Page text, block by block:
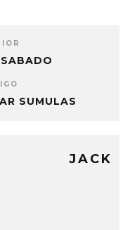
SUMULAS
JACK